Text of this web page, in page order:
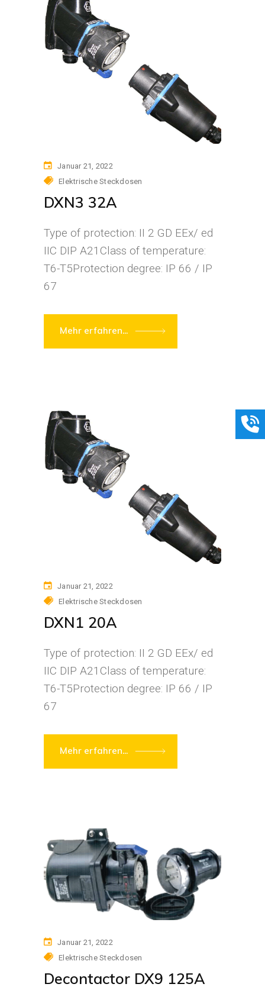
Januar 21, 2022
Elektrische Steckdosen
DXN3 32A
Type of protection: II 2 GD EEx/ ed
IIC DIP A21Class of temperature:
T6-T5Protection degree: IP 66 / IP
67
Mehr erfahren...
Januar 21, 2022
Elektrische Steckdosen
DXN1 20A
Type of protection: II 2 GD EEx/ ed
IIC DIP A21Class of temperature:
T6-T5Protection degree: IP 66 / IP
67
Mehr erfahren...
Januar 21, 2022
Elektrische Steckdosen
Decontactor DX9 125A